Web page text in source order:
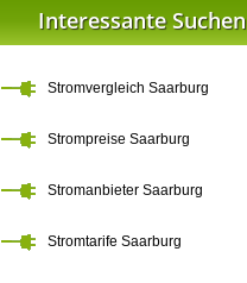
Interessante Suchen
Stromvergleich Saarburg
Strompreise Saarburg
Stromanbieter Saarburg
Stromtarife Saarburg